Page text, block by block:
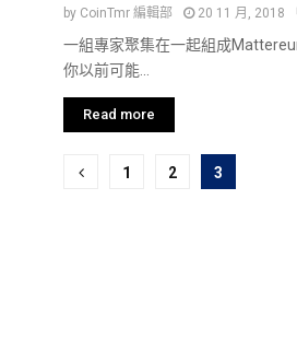
by CoinTmr 編輯部 20 11 月, 2018
一組專家聚集在一起組成
你以前可能...
Read more
文
1 2 3